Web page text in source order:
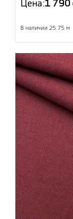
Цена:1 790
В наличии 25.75 м